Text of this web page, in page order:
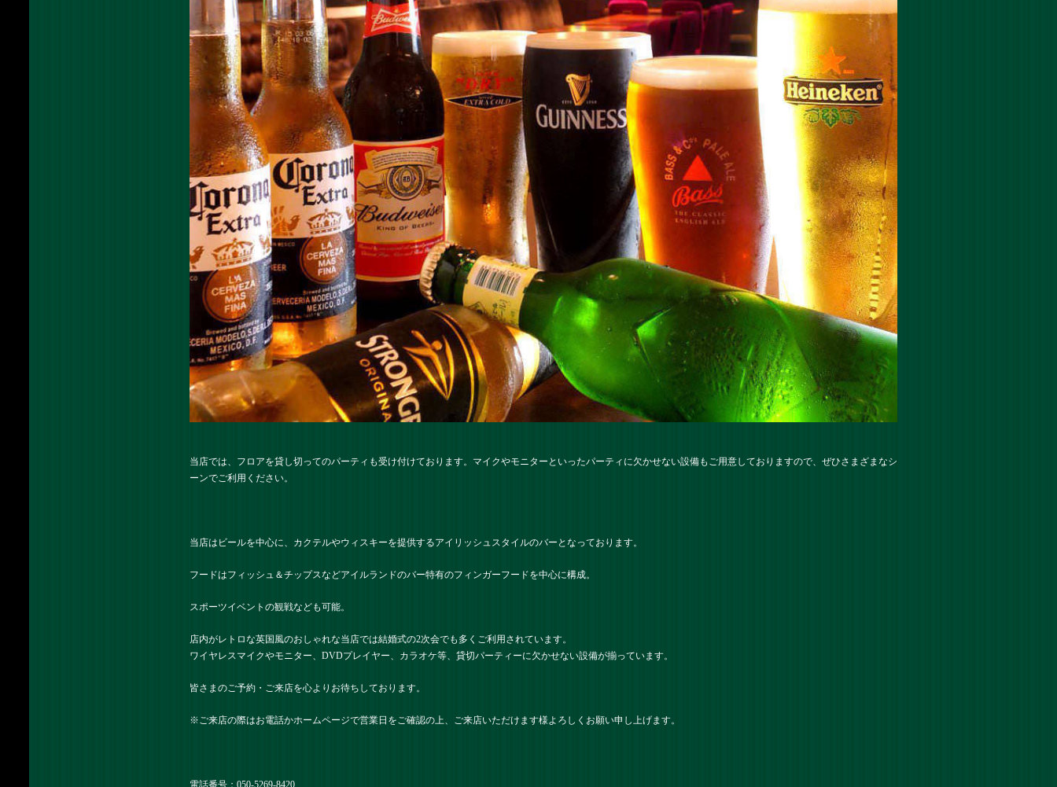
当店では、フロアを貸し切ってのパーティも受け付けております。マイクやモニターといったパーティに欠かせない設備もご用意しておりますので、ぜひさまざまなシ
ーンでご利用ください。
当店はビールを中心に、カクテルやウィスキーを提供するアイリッシュスタイルのバーとなっております。
フードはフィッシュ＆チップスなどアイルランドのバー特有のフィンガーフードを中心に構成。
スポーツイベントの観戦なども可能。
店内がレトロな英国風のおしゃれな当店では結婚式の2次会でも多くご利用されています。
ワイヤレスマイクやモニター、DVDプレイヤー、カラオケ等、貸切パーティーに欠かせない設備が揃っています。
皆さまのご予約・ご来店を心よりお待ちしております。
※ご来店の際はお電話かホームページで営業日をご確認の上、ご来店いただけます様よろしくお願い申し上げます。
電話番号：050-5269-8420